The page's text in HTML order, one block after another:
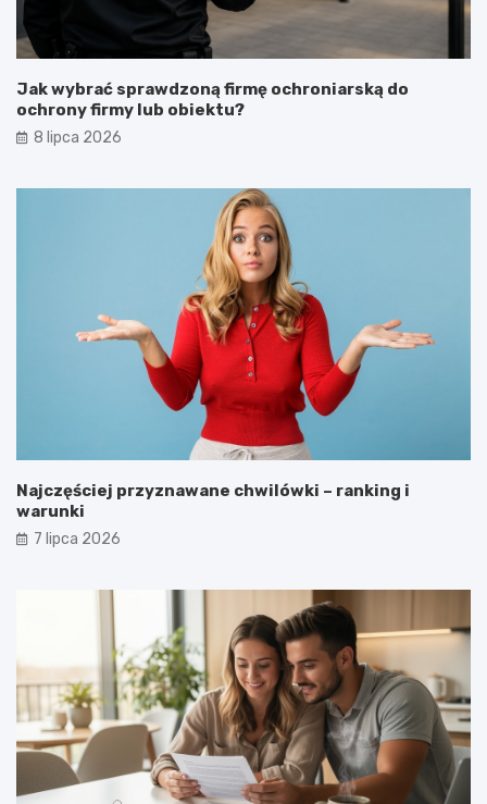
Jak wybrać sprawdzoną firmę ochroniarską do
ochrony firmy lub obiektu?
8 lipca 2026
Najczęściej przyznawane chwilówki – ranking i
warunki
7 lipca 2026